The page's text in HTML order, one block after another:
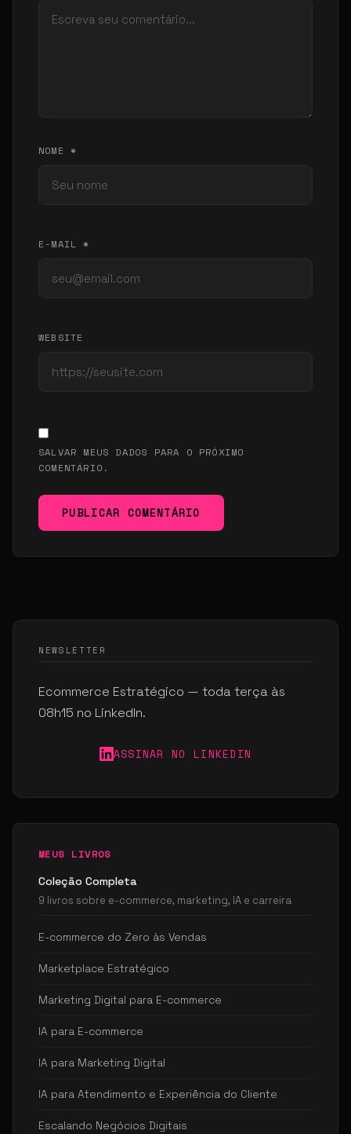
NOME *
E-MAIL *
WEBSITE
SALVAR MEUS DADOS PARA O PRÓXIMO
COMENTÁRIO.
PUBLICAR COMENTÁRIO
NEWSLETTER
Ecommerce Estratégico — toda terça às
08h15 no LinkedIn.
ASSINAR NO LINKEDIN
MEUS LIVROS
Coleção Completa
9 livros sobre e-commerce, marketing, IA e carreira
E-commerce do Zero às Vendas
Marketplace Estratégico
Marketing Digital para E-commerce
IA para E-commerce
IA para Marketing Digital
IA para Atendimento e Experiência do Cliente
Escalando Negócios Digitais